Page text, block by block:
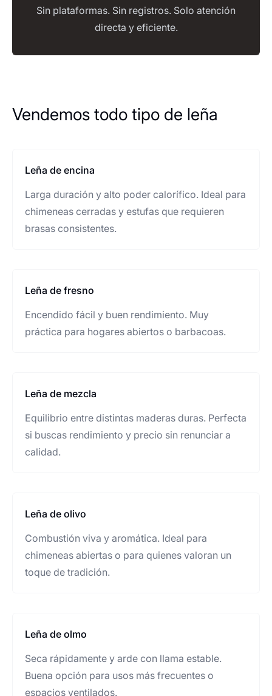
Sin plataformas. Sin registros. Solo atención
directa y eficiente.
Vendemos todo tipo de leña
Leña de encina
Larga duración y alto poder calorífico. Ideal para
chimeneas cerradas y estufas que requieren
brasas consistentes.
Leña de fresno
Encendido fácil y buen rendimiento. Muy
práctica para hogares abiertos o barbacoas.
Leña de mezcla
Equilibrio entre distintas maderas duras. Perfecta
si buscas rendimiento y precio sin renunciar a
calidad.
Leña de olivo
Combustión viva y aromática. Ideal para
chimeneas abiertas o para quienes valoran un
toque de tradición.
Leña de olmo
Seca rápidamente y arde con llama estable.
Buena opción para usos más frecuentes o
espacios ventilados.